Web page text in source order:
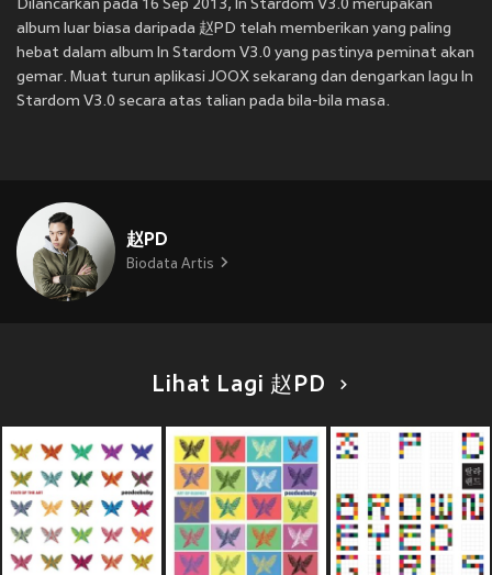
Dilancarkan pada 16 Sep 2013, In Stardom V3.0 merupakan
album luar biasa daripada 赵PD telah memberikan yang paling
hebat dalam album In Stardom V3.0 yang pastinya peminat akan
gemar. Muat turun aplikasi JOOX sekarang dan dengarkan lagu In
Stardom V3.0 secara atas talian pada bila-bila masa.
赵PD
Biodata Artis
Lihat Lagi 赵PD